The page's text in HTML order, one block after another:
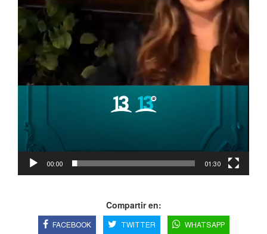
00:00 01:30
Compartir en:
FACEBOOK TWITTER WHATSAPP